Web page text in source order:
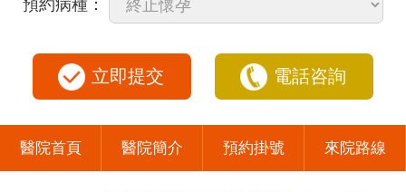
預約病種：
立即提交 電話咨詢
醫院首頁 醫院簡介 預約掛號 來院路線